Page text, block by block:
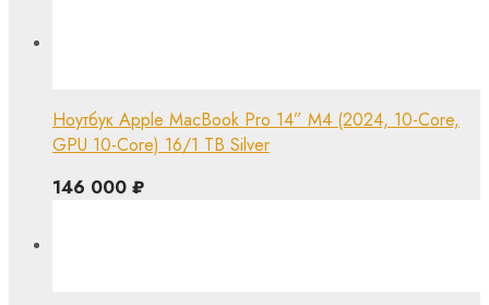
Ноутбук Apple MacBook Pro 14” M4 (2024, 10-Core,
GPU 10-Core) 16/1 TB Silver
146 000 ₽